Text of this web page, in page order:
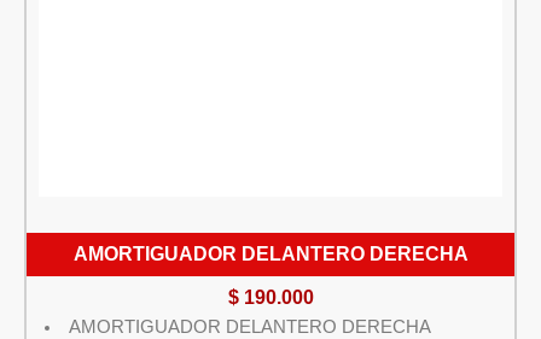
AMORTIGUADOR DELANTERO DERECHA
$190.000
AMORTIGUADOR DELANTERO DERECHA